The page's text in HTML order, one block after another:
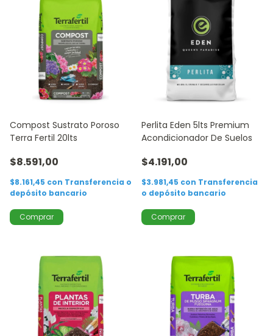
Compost Sustrato Poroso
Terra Fertil 20lts
$8.591,00
$8.161,45 con Transferencia o
depósito bancario
Perlita Eden 5lts Premium
Acondicionador De Suelos
$4.191,00
$3.981,45 con Transferencia
o depósito bancario